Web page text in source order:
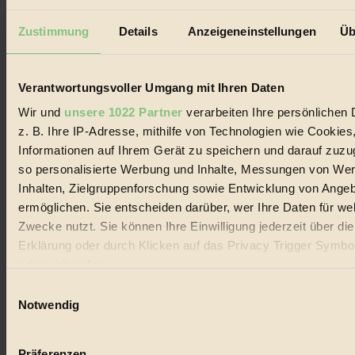
Zustimmung Details Anzeigeneinstellungen
Verantwortungsvoller Umgang mit Ihren Daten
Wir und unsere 1022 Partner verarbeiten Ihre persönlichen
z. B. Ihre IP-Adresse, mithilfe von Technologien wie
Informationen auf Ihrem Gerät zu speichern und darauf
so personalisierte Werbung und Inhalte, Messungen von
Inhalten, Zielgruppenforschung sowie Entwicklung von
ermöglichen. Sie entscheiden darüber, wer Ihre Daten für
Zwecke nutzt. Sie können Ihre Einwilligung jederzeit über
Erklärung oder durch Klicken auf das Privacy Trigger
Wenn Sie es erlauben, würden wir auch gerne:
Notwendig
Essen
nachhaltig
Landwirtschaft
Design
#
Regional